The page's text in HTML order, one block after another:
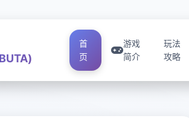
首
页
游戏
简介
玩法
攻略